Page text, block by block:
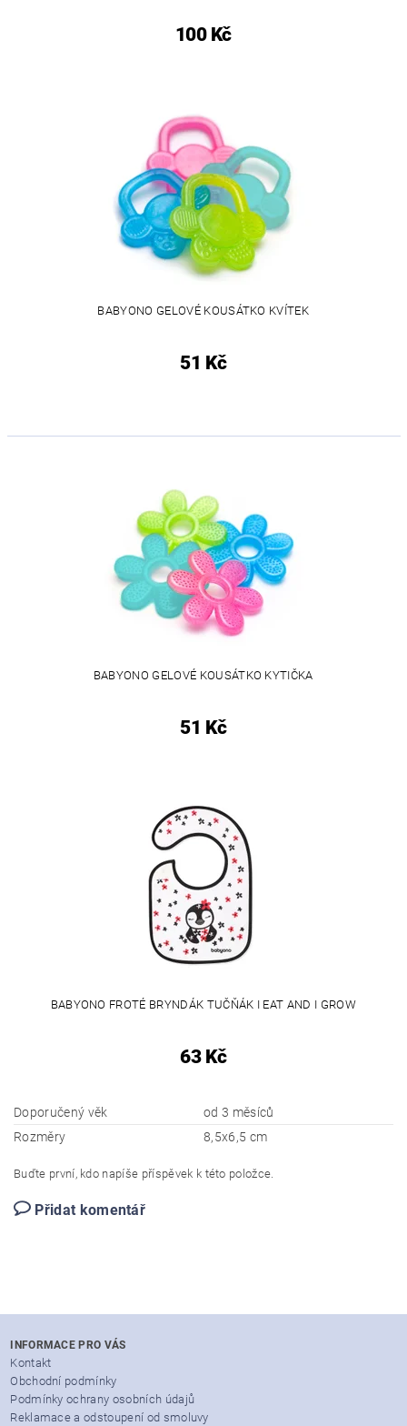
100 Kč
BABYONO GELOVÉ KOUSÁTKO KVÍTEK
51 Kč
BABYONO GELOVÉ KOUSÁTKO KYTIČKA
51 Kč
BABYONO FROTÉ BRYNDÁK TUČŇÁK I EAT AND I GROW
63 Kč
Doporučený věk
od 3 měsíců
Rozměry
8,5x6,5 cm
Buďte první, kdo napíše příspěvek k této položce.
Přidat komentář
INFORMACE PRO VÁS
Kontakt
Obchodní podmínky
Podmínky ochrany osobních údajů
Reklamace a odstoupení od smoluvy